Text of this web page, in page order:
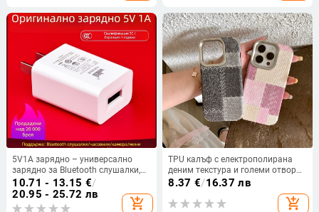
Pro/Pro Max
5V1A зарядно – универсално
зарядно за Bluetooth слушалки,
охранителна камера, писалка за
четене и смарт часовник (5W
изход, QC 4.0)
10.71 - 13.15 €/
20.95 - 25.72 лв
add_shopping_cart
TPU калъф с електрополирана
деним текстура и големи отвори
за iPhone — ултра тънък,
кожоподобно усещане, защита
срещу падане
8.37 €/16.37 лв
add_shopping_cart